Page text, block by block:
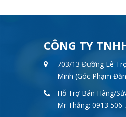
CÔNG TY
703/13 Đường Lê
Minh (Góc Phạm
Hỗ Trợ Bán Hàng/
Mr Thắng: 0913 506